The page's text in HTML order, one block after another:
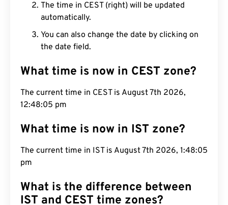
The time in CEST (right) will be updated
automatically.
You can also change the date by clicking on
the date field.
What time is now in CEST zone?
The current time in CEST is August 7th 2026,
12:48:06 pm
What time is now in IST zone?
The current time in IST is August 7th 2026, 1:48:06
pm
What is the difference between
IST and CEST time zones?